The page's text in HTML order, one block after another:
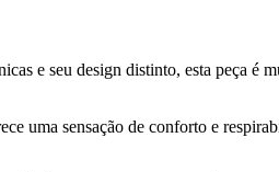
e seu design distinto, esta peça é
uma sensação de conforto e